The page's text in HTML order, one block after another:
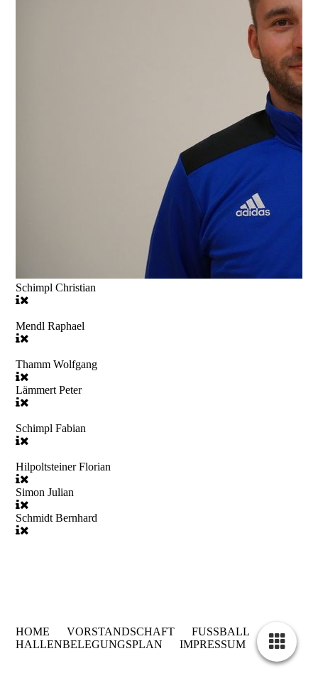
Schimpl Christian
Mendl Raphael
Thamm Wolfgang
Lämmert Peter
Schimpl Fabian
Hilpoltsteiner Florian
Simon Julian
Schmidt Bernhard
HOME VORSTANDSCHAFT
FUSSBALL
HALLENBELEGUNGSPLAN
IMPRESSUM